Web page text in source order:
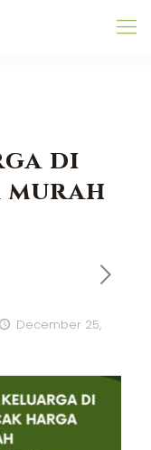
di
murah
December 25,